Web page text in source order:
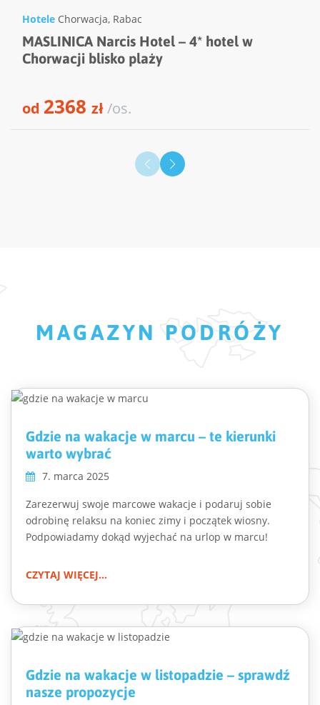
Hotele Chorwacja, Rabac
MASLINICA Narcis Hotel – 4* hotel w
Chorwacji blisko plaży
od 2368 zł/os.
MAGAZYN PODRÓŻY
Gdzie na wakacje w marcu – te kierunki
warto wybrać
7. marca 2025
Zarezerwuj swoje marcowe wakacje i podaruj sobie
odrobinę relaksu na koniec zimy i początek wiosny.
Podpowiadamy dokąd wyjechać na urlop w marcu!
CZYTAJ WIĘCEJ...
Gdzie na wakacje w listopadzie – sprawdź
nasze propozycje